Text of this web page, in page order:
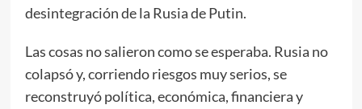
desintegración de la Rusia de Putin.
Las cosas no salieron como se esperaba. Rusia no
colapsó y, corriendo riesgos muy serios, se
reconstruyó política, económica, financiera y